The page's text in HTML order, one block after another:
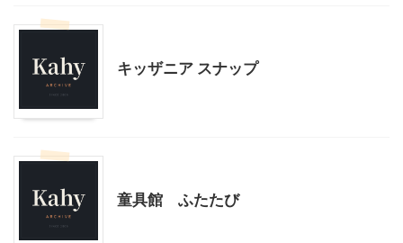
キッザニア スナップ
童具館 ふたたび